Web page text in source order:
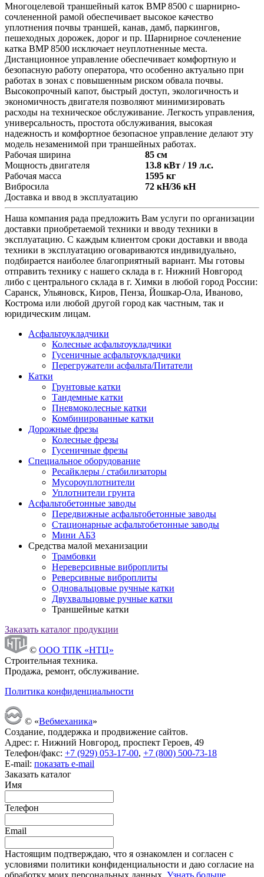
Многоцелевой траншейный каток BMP 8500 с шарнирно-
сочлененной рамой обеспечивает высокое качество
уплотнения почвы траншей, канав, дамб, паркингов,
пешеходных дорожек, дорог и пр. Шарнирное сочленение
катка BMP 8500 исключает неуплотненные места.
Дистанционное управление обеспечивает комфортную и
безопасную работу оператора, что особенно актуально при
работах в зонах с повышенным риском обвала почвы.
Высокопрочный капот, быстрый доступ, экологичность и
экономичность двигателя позволяют минимизировать
расходы на техническое обслуживание. Легкость управления,
универсальность, простота обслуживания, высокая
надежность и комфортное безопасное управление делают эту
модель незаменимой при траншейных работах.
Рабочая ширина
85 см
Мощность двигателя
13.8 кВт / 19 л.с.
Рабочая масса
1595 кг
Вибросила
72 кН/36 кН
Доставка и ввод в эксплуатацию
Наша компания рада предложить Вам услуги по организации
доставки приобретаемой техники и вводу техники в
эксплуатацию. С каждым клиентом сроки доставки и ввода
техники в эксплуатацию оговариваются индивидуально,
подбирается наиболее благоприятный вариант. Мы готовы
отправить технику с нашего склада в г. Нижний Новгород
либо с центрального склада в г. Химки в любой город России:
Саранск, Ульяновск, Киров, Пенза, Йошкар-Ола, Иваново,
Кострома или любой другой город как частным, так и
юридическим лицам.
Асфальтоукладчики
Колесные асфальтоукладчики
Гусеничные асфальтоукладчики
Перегружатели асфальта/Питатели
Катки
Грунтовые катки
Тандемные катки
Пневмоколесные катки
Комбинированные катки
Дорожные фрезы
Колесные фрезы
Гусеничные фрезы
Специальное оборудование
Ресайклеры / стабилизаторы
Мусороуплотнители
Уплотнители грунта
Асфальтобетонные заводы
Передвижные асфальтобетонные заводы
Стационарные асфальтобетонные заводы
Мини АБЗ
Средства малой механизации
Трамбовки
Нереверсивные виброплиты
Реверсивные виброплиты
Одновальцовые ручные катки
Двухвальцовые ручные катки
Траншейные катки
Заказать каталог продукции
© ООО ТПК «НТЦ»
Строительная техника.
Продажа, ремонт, обслуживание.
Политика конфиденциальности
© «Вебмеханика»
Создание, поддержка и продвижение сайтов.
Адрес: г. Нижний Новгород, проспект Героев, 49
Телефон/факс: +7 (929) 053-17-00, +7 (800) 500-73-18
E-mail: показать e-mail
Заказать каталог
Имя
Телефон
Email
Настоящим подтверждаю, что я ознакомлен и согласен с
условиями политики конфиденциальности и даю согласие на
обработку моих персональных данных. Узнать больше